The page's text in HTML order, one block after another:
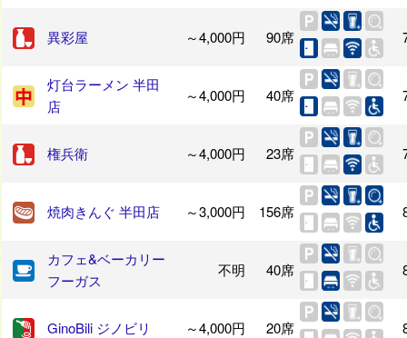
異彩屋 ～4,000円 90席
灯台ラーメン 半田
店
～4,000円 40席
権兵衛 ～4,000円 23席
焼肉きんぐ 半田店 ～3,000円 156席
カフェ&ベーカリー
フーガス
不明 40席
GinoBili ジノビリ ～4,000円 20席